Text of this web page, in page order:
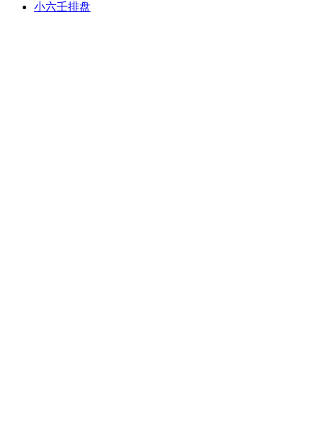
小六壬排盘